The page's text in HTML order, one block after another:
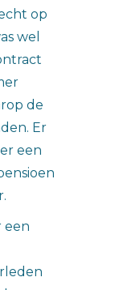
op
wel
de
Er
een
een